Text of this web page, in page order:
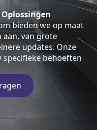
bieden we op maat
aan, van grote
updates. Onze
specifieke behoeften